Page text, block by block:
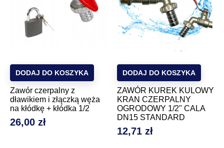
Zawór czerpalny z
dławikiem i złączką węża
na kłódkę + kłódka 1/2
Cena
26,00 zł
DODAJ DO KOSZYKA
ZAWÓR KUREK KULOWY
KRAN CZERPALNY
OGRODOWY 1/2" CALA
DN15 STANDARD
Cena
12,71 zł
DODAJ DO KOSZYKA